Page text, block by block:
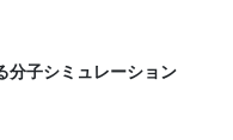
子シミュレーション